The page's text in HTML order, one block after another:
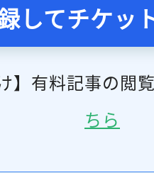
してチケッ
】有料記事の閲
ちら